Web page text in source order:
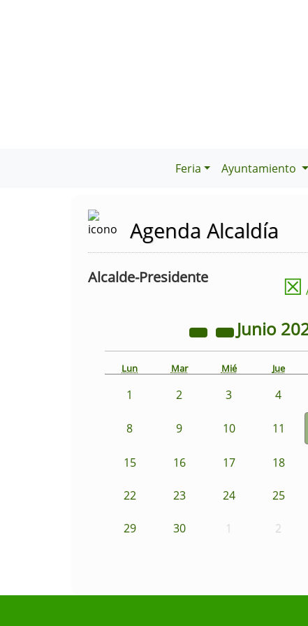
Feria Ayuntamiento
Agenda Alcaldía
Alcalde-Presidente ☒
Junio
Lun Mar Mié Jue
1 2 3 4
8 9 10 11
15 16 17 18
22 23 24 25
29 30 1 2